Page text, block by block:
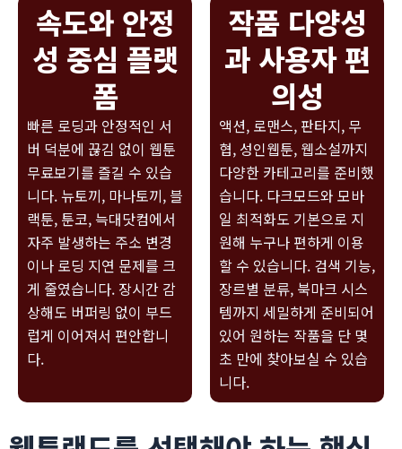
속도와 안정
성 중심 플랫
폼
빠른 로딩과 안정적인 서
버 덕분에 끊김 없이 웹툰
무료보기를 즐길 수 있습
니다.뉴토끼, 마나토끼, 블
랙툰, 툰코, 늑대닷컴에서
자주 발생하는 주소 변경
이나 로딩 지연 문제를 크
게 줄였습니다. 장시간 감
상해도 버퍼링 없이 부드
럽게 이어져서 편안합니
다.
작품 다양성
과 사용자 편
의성
액션, 로맨스, 판타지, 무
협, 성인웹툰, 웹소설까지
다양한 카테고리를 준비했
습니다. 다크모드와 모바
일 최적화도 기본으로 지
원해 누구나 편하게 이용
할 수 있습니다. 검색 기능,
장르별 분류, 북마크 시스
템까지 세밀하게 준비되어
있어 원하는 작품을 단 몇
초 만에 찾아보실 수 있습
니다.